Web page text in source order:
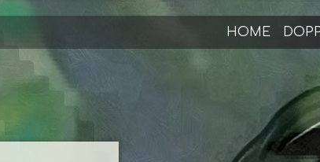
HOME